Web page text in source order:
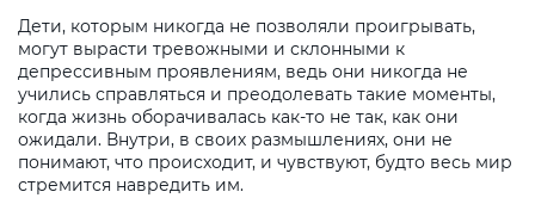
Дети, которым никогда не позволяли проигрывать,
могут вырасти тревожными и склонными к
депрессивным проявлениям, ведь они никогда не
учились справляться и преодолевать такие моменты,
когда жизнь оборачивалась как-то не так, как они
ожидали. Внутри, в своих размышлениях, они не
понимают, что происходит, и чувствуют, будто весь мир
стремится навредить им.